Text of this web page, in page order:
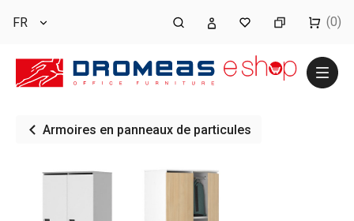
FR (0)
Armoires en panneaux de particules